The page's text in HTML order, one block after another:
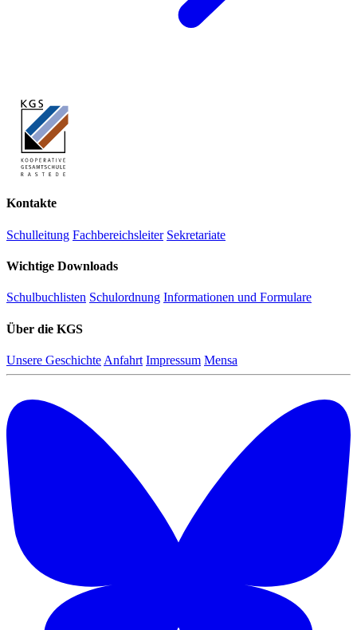
Kontakte
Schulleitung Fachbereichsleiter Sekretariate
Wichtige Downloads
Schulbuchlisten Schulordnung Informationen und Formulare
Über die KGS
Unsere Geschichte Anfahrt Impressum Mensa